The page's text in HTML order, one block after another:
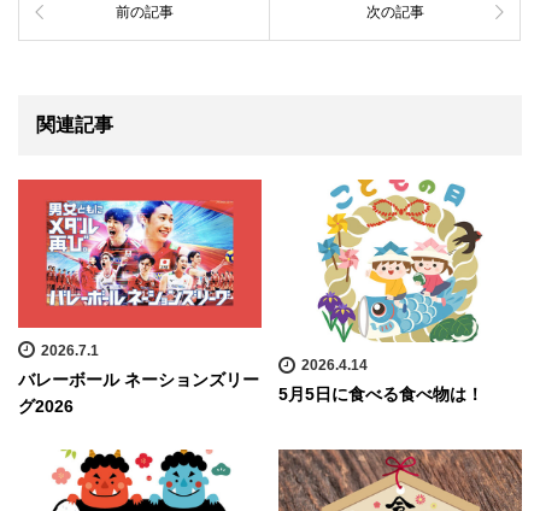
前の記事 次の記事
関連記事
2026.7.1
バレーボール ネーションズリー
グ2026
2026.4.14
5月5日に食べる食べ物は！